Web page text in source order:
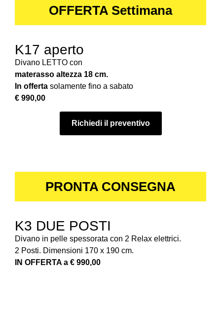
OFFERTA Settimana
K17 aperto
Divano LETTO con
materasso altezza 18 cm.
In offerta solamente fino a sabato
€ 990,00
Richiedi il preventivo
PRONTA CONSEGNA
K3 DUE POSTI
Divano in pelle spessorata con 2 Relax elettrici.
2 Posti. Dimensioni 170 x 190 cm.
IN OFFERTA a € 990,00